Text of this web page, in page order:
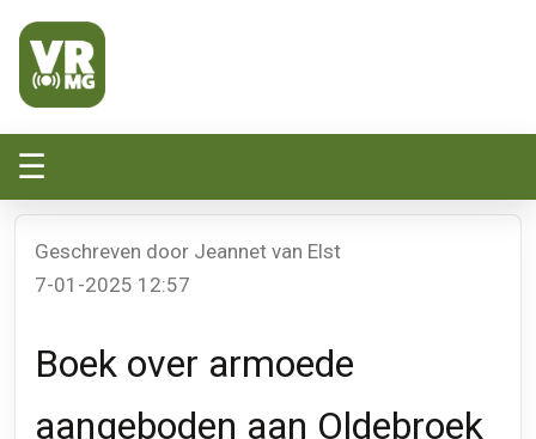
☰
Geschreven door Jeannet van Elst
7-01-2025 12:57
Boek over armoede
aangeboden aan Oldebroek